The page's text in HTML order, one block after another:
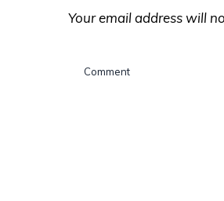
Your email address will